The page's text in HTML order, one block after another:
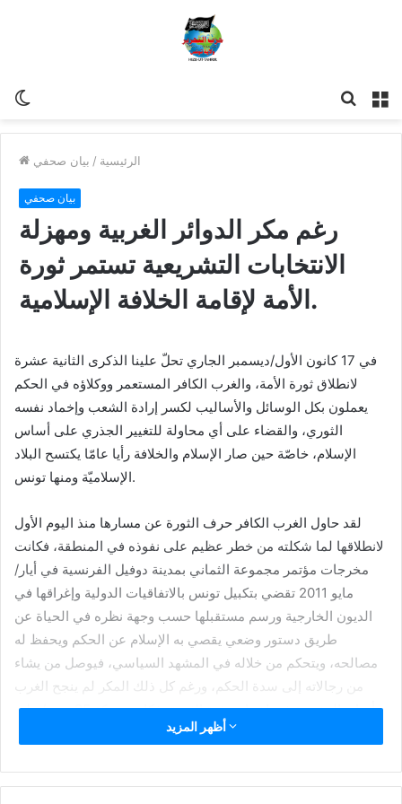
للبحث
الرئيسية / بيان صحفي
بيان صحفي
رغم مكر الدوائر الغربية ومهزلة
الانتخابات التشريعية تستمر ثورة
الأمة لإقامة الخلافة الإسلامية.
في 17 كانون الأول/ديسمبر الجاري تحلّ علينا الذكرى الثانية عشرة
لانطلاق ثورة الأمة، والغرب الكافر المستعمر ووكلاؤه في الحكم
يعملون بكل الوسائل والأساليب لكسر إرادة الشعب وإخماد نفسه
الثوري، والقضاء على أي محاولة للتغيير الجذري على أساس
الإسلام، خاصّة حين صار الإسلام والخلافة رأيا عامّا يكتسح البلاد
الإسلاميّة ومنها تونس.
لقد حاول الغرب الكافر حرف الثورة عن مسارها منذ اليوم الأول
لانطلاقها لما شكلته من خطر عظيم على نفوذه في المنطقة، فكانت
مخرجات مؤتمر مجموعة الثماني بمدينة دوفيل الفرنسية في أيار/
مايو 2011 تقضي بتكبيل تونس بالاتفاقيات الدولية وإغراقها في
الديون الخارجية ورسم مستقبلها حسب وجهة نظره في الحياة عن
طريق دستور وضعي يقصي به الإسلام عن الحكم ويحفظ له
مصالحه، ويتحكم من خلاله في المشهد السياسي، فيوصل من يشاء
من رجالاته إلى سدة الحكم، ورغم كل ذلك المكر لم ينجح الغرب
وأدواته الرخيصة في إخماد جذوة الثورة، فكانت حركة 25 تموز/يوليو
2021 لإنقاذ النظام العلماني المتهالك عبر استبدال عميل بعميل
أظهر المزيد